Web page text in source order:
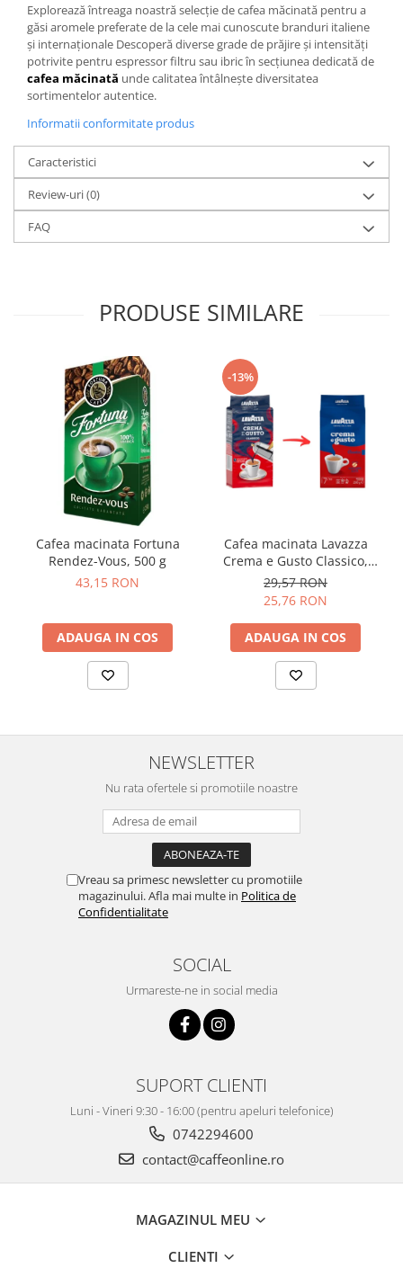
Explorează întreaga noastră selecție de cafea măcinată pentru a
găsi aromele preferate de la cele mai cunoscute branduri italiene
și internaționale Descoperă diverse grade de prăjire și intensități
potrivite pentru espressor filtru sau ibric în secțiunea dedicată de
cafea măcinată unde calitatea întâlnește diversitatea
sortimentelor autentice.
Informatii conformitate produs
Caracteristici
Review-uri(0)
FAQ
PRODUSE SIMILARE
Cafea macinata Fortuna
Rendez-Vous, 500 g
43,15 RON
ADAUGA IN COS
-13%
Cafea macinata Lavazza
Crema e Gusto Classico,
250g
29,57 RON
25,76 RON
ADAUGA IN COS
NEWSLETTER
Nu rata ofertele si promotiile noastre
Vreau sa primesc newsletter cu promotiile
magazinului. Afla mai multe in Politica de
Confidentialitate
SOCIAL
Urmareste-ne in social media
SUPORT CLIENTI
Luni - Vineri 9:30 - 16:00 (pentru apeluri telefonice)
0742294600
contact@caffeonline.ro
MAGAZINUL MEU
CLIENTI